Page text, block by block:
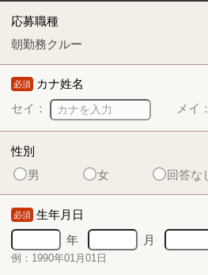
応募職種
朝勤務クルー
必須 カナ姓名
セイ：
メイ：
性別
男
女 回答な
必須 生年月日
年
月
例：1990年01月01日